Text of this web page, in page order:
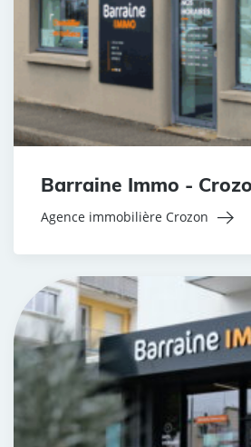
Barraine Immo -
Agence immobilière Crozon